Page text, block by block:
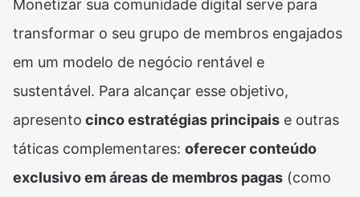
Monetizar sua comunidade digital serve para
transformar o seu grupo de membros engajados
em um modelo de negócio rentável e
sustentável. Para alcançar esse objetivo,
apresento cinco estratégias principais e outras
táticas complementares: oferecer conteúdo
exclusivo em áreas de membros pagas (como